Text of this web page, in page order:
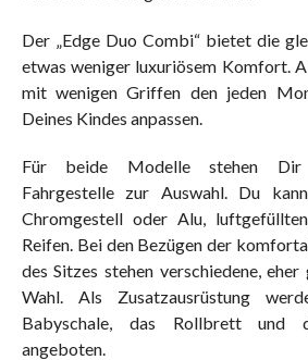
Der „Edge Duo Combi“ bietet die
etwas weniger luxuriösem Komfort.
mit wenigen Griffen den jeden
Deines Kindes anpassen.
Für beide Modelle stehen Dir
Fahrgestelle zur Auswahl. Du
Chromgestell oder Alu,
Reifen. Bei den Bezügen der
des Sitzes stehen verschiedene,
Wahl. Als Zusatzausrüstung
Babyschale, das Rollbrett und
angeboten.